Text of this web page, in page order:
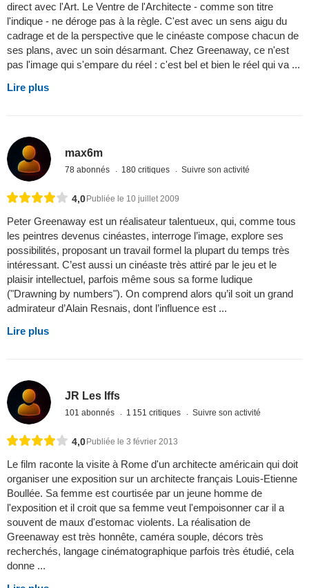
direct avec l'Art. Le Ventre de l'Architecte - comme son titre
l'indique - ne déroge pas à la règle. C'est avec un sens aigu du
cadrage et de la perspective que le cinéaste compose chacun de
ses plans, avec un soin désarmant. Chez Greenaway, ce n'est
pas l'image qui s'empare du réel : c'est bel et bien le réel qui va ...
Lire plus
max6m
78 abonnés 180 critiques Suivre son activité
4,0Publiée le 10 juillet 2009
Peter Greenaway est un réalisateur talentueux, qui, comme tous
les peintres devenus cinéastes, interroge l’image, explore ses
possibilités, proposant un travail formel la plupart du temps très
intéressant. C’est aussi un cinéaste très attiré par le jeu et le
plaisir intellectuel, parfois même sous sa forme ludique
("Drawning by numbers"). On comprend alors qu’il soit un grand
admirateur d’Alain Resnais, dont l’influence est ...
Lire plus
JR Les Iffs
101 abonnés 1 151 critiques Suivre son activité
4,0Publiée le 3 février 2013
Le film raconte la visite à Rome d'un architecte américain qui doit
organiser une exposition sur un architecte français Louis-Etienne
Boullée. Sa femme est courtisée par un jeune homme de
l'exposition et il croit que sa femme veut l'empoisonner car il a
souvent de maux d'estomac violents. La réalisation de
Greenaway est très honnête, caméra souple, décors très
recherchés, langage cinématographique parfois très étudié, cela
donne ...